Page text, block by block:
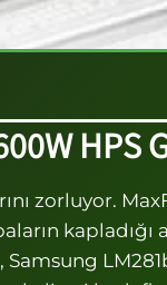
HPS
zorluyor.
kapladığı
Samsung